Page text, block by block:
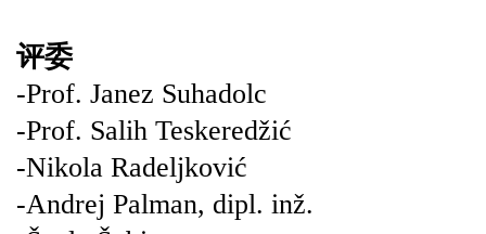
评委
-Prof. Janez Suhadolc
-Prof. Salih Teskeredžić
-Nikola Radeljković
-Andrej Palman, dipl. inž.